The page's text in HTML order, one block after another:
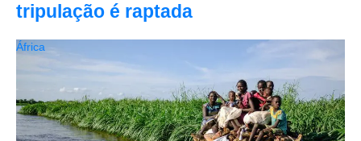
tripulação é raptada
África